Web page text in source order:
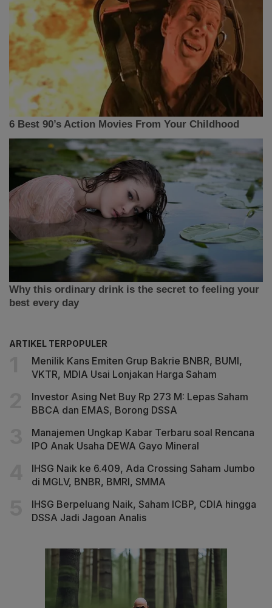
ARTIKEL TERPOPULER
Menilik Kans Emiten Grup Bakrie BNBR, BUMI,
VKTR, MDIA Usai Lonjakan Harga Saham
Investor Asing Net Buy Rp 273 M: Lepas Saham
BBCA dan EMAS, Borong DSSA
Manajemen Ungkap Kabar Terbaru soal Rencana
IPO Anak Usaha DEWA Gayo Mineral
IHSG Naik ke 6.409, Ada Crossing Saham Jumbo
di MGLV, BNBR, BMRI, SMMA
IHSG Berpeluang Naik, Saham ICBP, CDIA hingga
DSSA Jadi Jagoan Analis